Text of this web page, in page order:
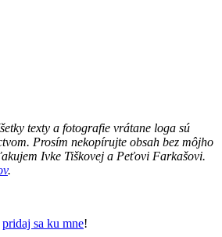
texty a fotografie vrátane loga sú
Prosím nekopírujte obsah bez môjho
Ivke Tiškovej a Peťovi Farkašovi.
.
pridaj sa ku mne!